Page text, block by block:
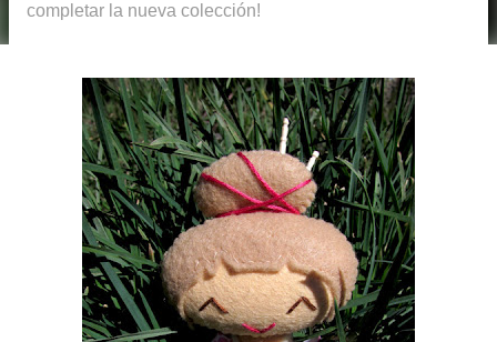
completar la nueva colección!